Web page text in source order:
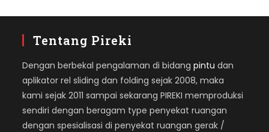
Tentang Pireki
Dengan berbekal pengalaman di bidangpintu dan
aplikator rel sliding dan folding sejak 2008, maka
kami sejak 2011 sampai sekarang PIREKI memproduksi
sendiri dengan beragam type penyekat ruangan
dengan spesialisasi di penyekat ruangan gerak /